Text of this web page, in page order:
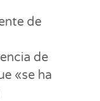
de
de
«se ha